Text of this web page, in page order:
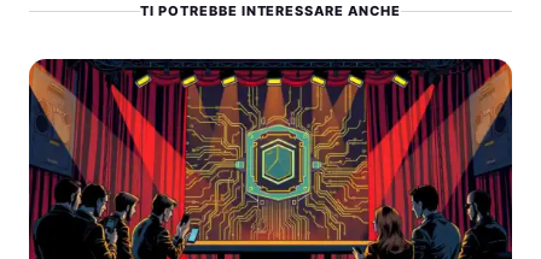
TI POTREBBE INTERESSARE ANCHE